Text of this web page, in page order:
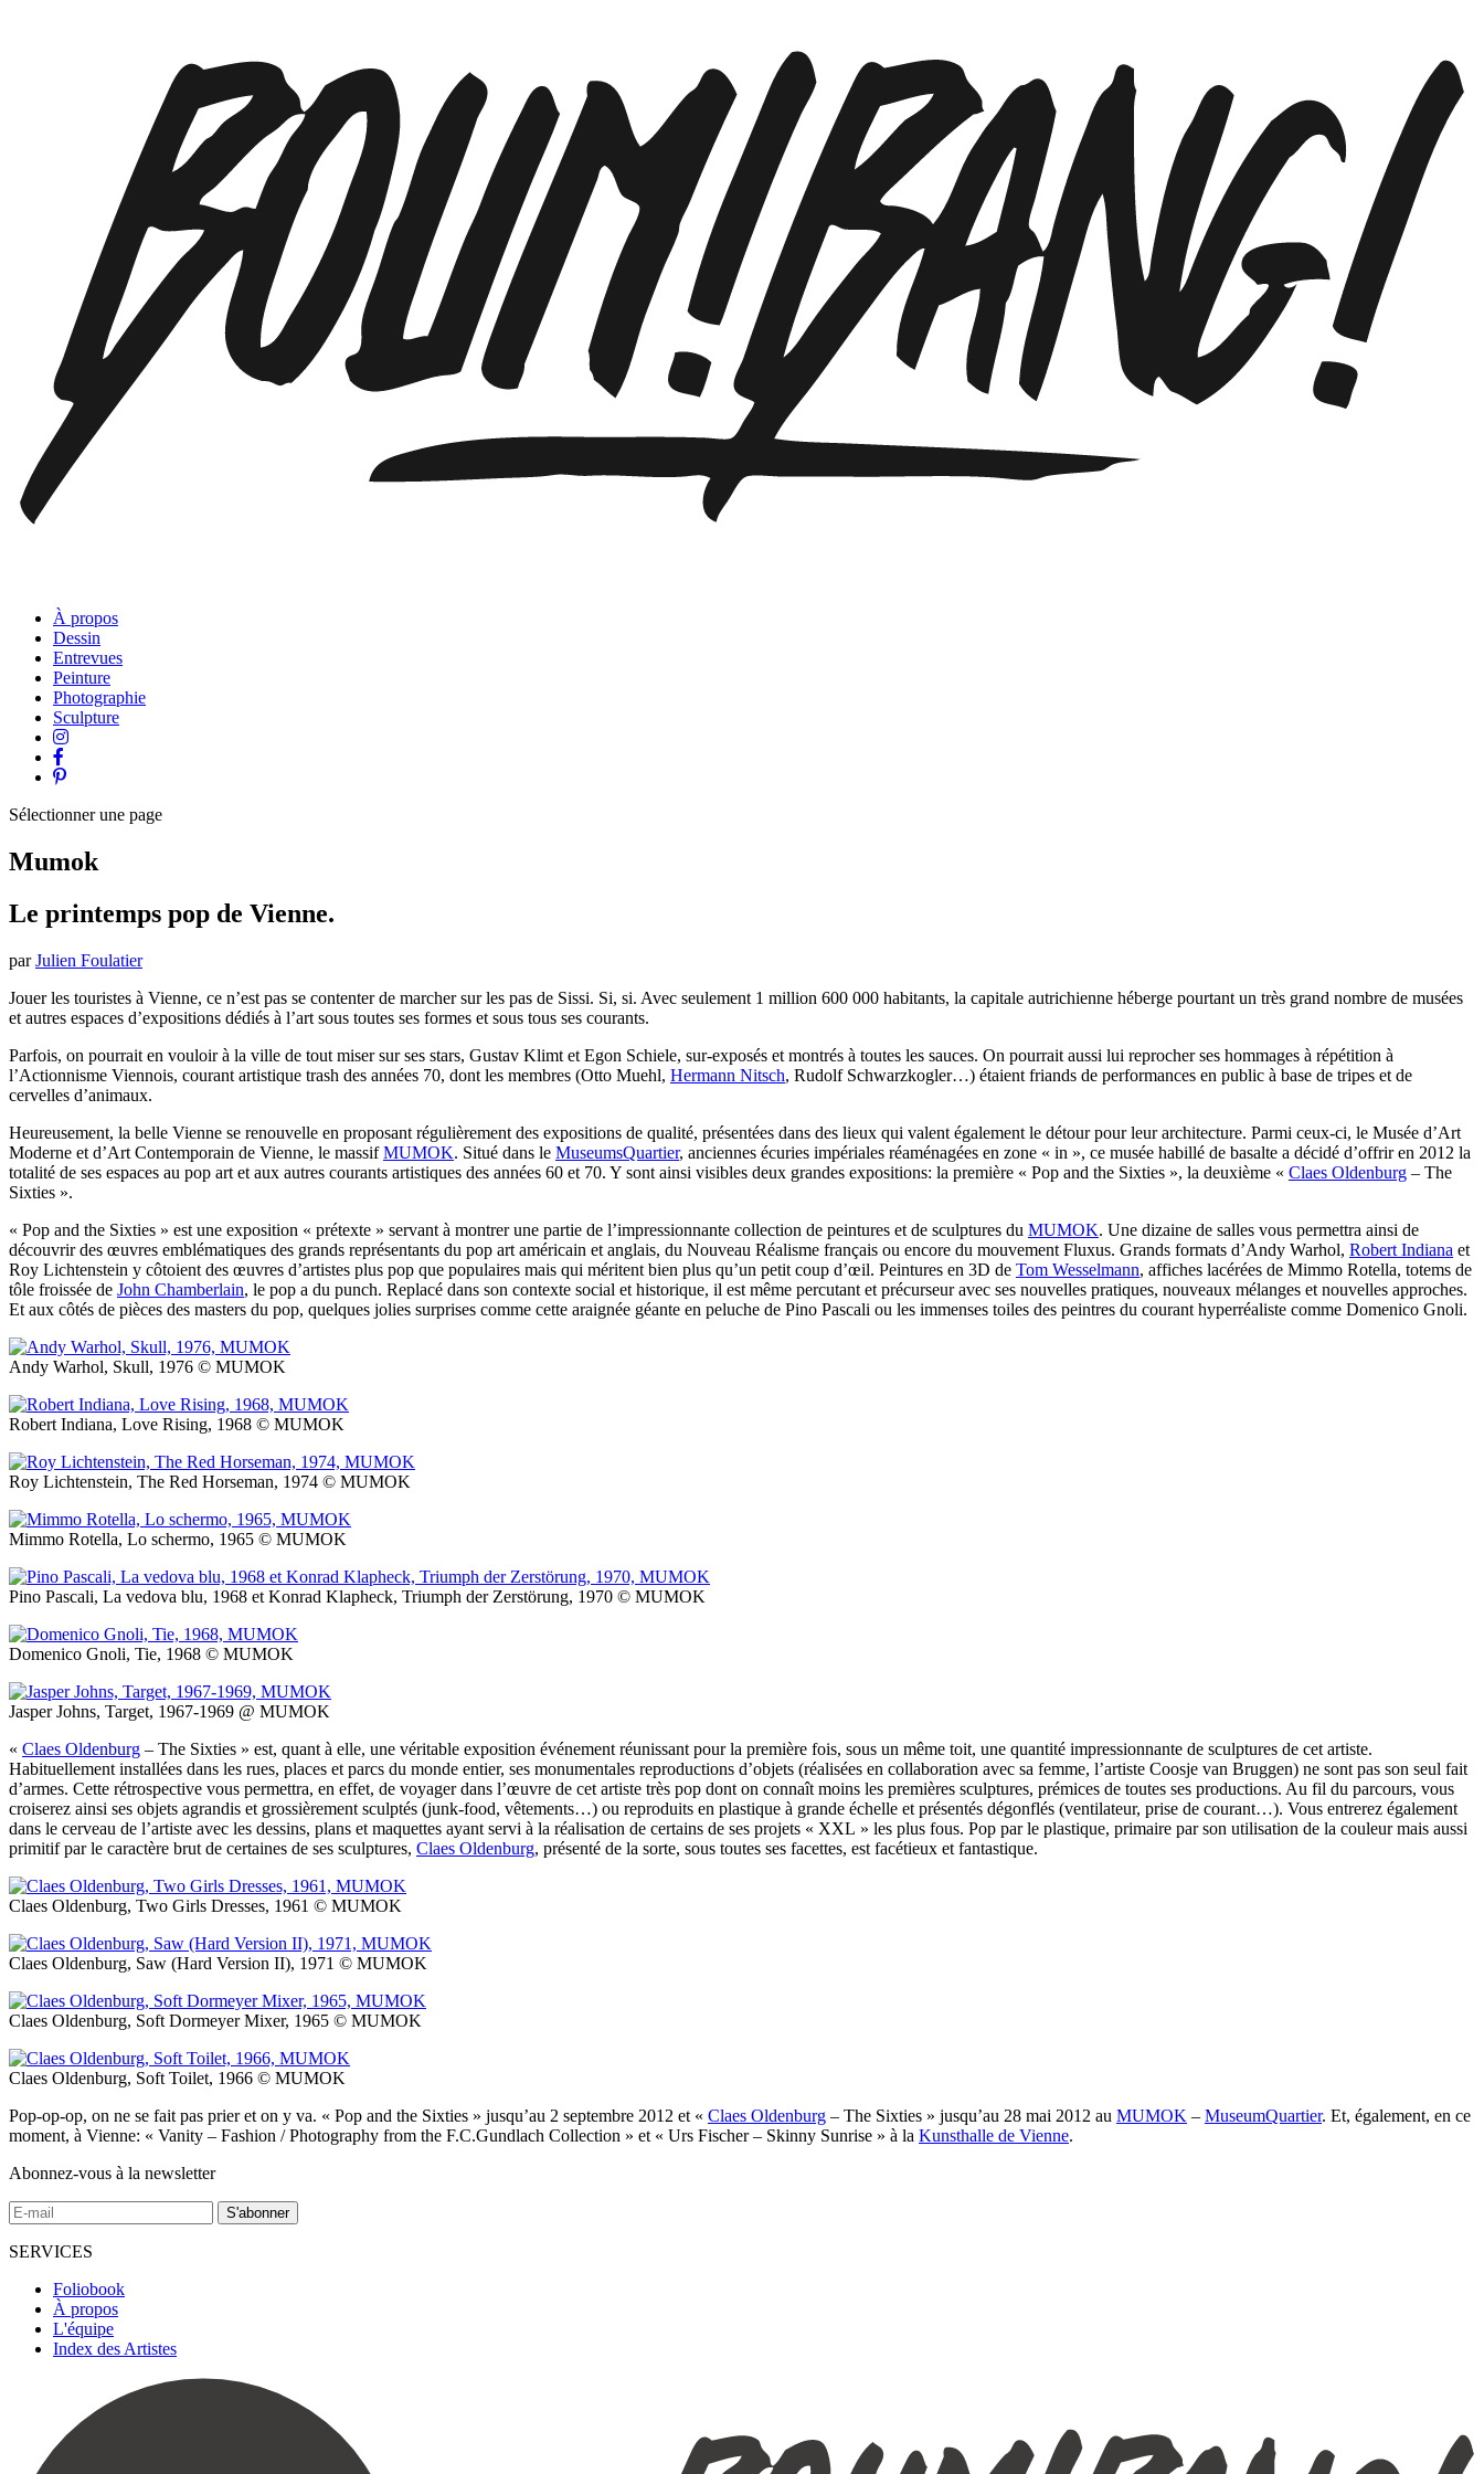
À propos
Dessin
Entrevues
Peinture
Photographie
Sculpture
Sélectionner une page
Mumok
Le printemps pop de Vienne.
parJulien Foulatier
Jouer les touristes à Vienne, ce n’est pas se contenter de marcher sur les pas de Sissi. Si, si. Avec seulement 1 million 600 000 habitants, la capitale autrichienne héberge pourtant un très grand nombre de musées
et autres espaces d’expositions dédiés à l’art sous toutes ses formes et sous tous ses courants.
Parfois, on pourrait en vouloir à la ville de tout miser sur ses stars, Gustav Klimt et Egon Schiele, sur-exposés et montrés à toutes les sauces. On pourrait aussi lui reprocher ses hommages à répétition à
l’Actionnisme Viennois, courant artistique trash des années 70, dont les membres (Otto Muehl, Hermann Nitsch, Rudolf Schwarzkogler…) étaient friands de performances en public à base de tripes et de
cervelles d’animaux.
Heureusement, la belle Vienne se renouvelle en proposant régulièrement des expositions de qualité, présentées dans des lieux qui valent également le détour pour leur architecture. Parmi ceux-ci, le Musée d’Art
Moderne et d’Art Contemporain de Vienne, le massifMUMOK. Situé dans le MuseumsQuartier, anciennes écuries impériales réaménagées en zone « in », ce musée habillé de basalte a décidé d’offrir en 2012 la
totalité de ses espaces au pop art et aux autres courants artistiques des années 60 et 70. Y sont ainsi visibles deux grandes expositions: la première « Pop and the Sixties », la deuxième « Claes Oldenburg – The
Sixties ».
« Pop and the Sixties » est une exposition « prétexte » servant à montrer une partie de l’impressionnante collection de peintures et de sculptures du MUMOK. Une dizaine de salles vous permettra ainsi de
découvrir des œuvres emblématiques des grands représentants du pop art américain et anglais, du Nouveau Réalisme français ou encore du mouvement Fluxus. Grands formats d’Andy Warhol, Robert Indiana et
Roy Lichtenstein y côtoient des œuvres d’artistes plus pop que populaires mais qui méritent bien plus qu’un petit coup d’œil. Peintures en 3D de Tom Wesselmann, affiches lacérées de Mimmo Rotella, totems de
tôle froissée de John Chamberlain, le pop a du punch. Replacé dans son contexte social et historique, il est même percutant et précurseur avec ses nouvelles pratiques, nouveaux mélanges et nouvelles approches.
Et aux côtés de pièces des masters du pop, quelques jolies surprises comme cette araignée géante en peluche de Pino Pascali ou les immenses toiles des peintres du courant hyperréaliste comme Domenico Gnoli.
Andy Warhol, Skull, 1976 © MUMOK
Robert Indiana, Love Rising, 1968 © MUMOK
Roy Lichtenstein, The Red Horseman, 1974 © MUMOK
Mimmo Rotella, Lo schermo, 1965 © MUMOK
Pino Pascali, La vedova blu, 1968 et Konrad Klapheck, Triumph der Zerstörung, 1970 © MUMOK
Domenico Gnoli, Tie, 1968 © MUMOK
Jasper Johns, Target, 1967-1969 @ MUMOK
« Claes Oldenburg – The Sixties » est, quant à elle, une véritable exposition événement réunissant pour la première fois, sous un même toit, une quantité impressionnante de sculptures de cet artiste.
Habituellement installées dans les rues, places et parcs du monde entier, ses monumentales reproductions d’objets (réalisées en collaboration avec sa femme, l’artiste Coosje van Bruggen) ne sont pas son seul fait
d’armes. Cette rétrospective vous permettra, en effet, de voyager dans l’œuvre de cet artiste très pop dont on connaît moins les premières sculptures, prémices de toutes ses productions. Au fil du parcours, vous
croiserez ainsi ses objets agrandis et grossièrement sculptés (junk-food, vêtements…) ou reproduits en plastique à grande échelle et présentés dégonflés (ventilateur, prise de courant…). Vous entrerez également
dans le cerveau de l’artiste avec les dessins, plans et maquettes ayant servi à la réalisation de certains de ses projets « XXL » les plus fous. Pop par le plastique, primaire par son utilisation de la couleur mais aussi
primitif par le caractère brut de certaines de ses sculptures, Claes Oldenburg, présenté de la sorte, sous toutes ses facettes, est facétieux et fantastique.
Claes Oldenburg, Two Girls Dresses, 1961 © MUMOK
Claes Oldenburg, Saw (Hard Version II), 1971 © MUMOK
Claes Oldenburg, Soft Dormeyer Mixer, 1965 © MUMOK
Claes Oldenburg, Soft Toilet, 1966 © MUMOK
Pop-op-op, on ne se fait pas prier et on y va. « Pop and the Sixties » jusqu’au 2 septembre 2012 et « Claes Oldenburg – The Sixties » jusqu’au 28 mai 2012 au MUMOK – MuseumQuartier. Et, également, en ce
moment, à Vienne: « Vanity – Fashion / Photography from the F.C.Gundlach Collection » et « Urs Fischer – Skinny Sunrise » à la Kunsthalle de Vienne.
Abonnez-vous à la newsletter
SERVICES
Foliobook
À propos
L'équipe
Index des Artistes